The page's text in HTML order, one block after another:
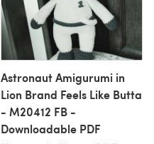
Astronaut Amigurumi in
Lion Brand Feels Like Butta
- M20412 FB -
Downloadable PDF